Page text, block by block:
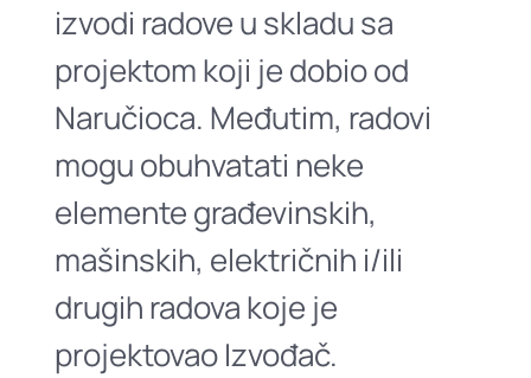
izvodi radove u skladu sa
projektom koji je dobio od
Naručioca. Međutim, radovi
mogu obuhvatati neke
elemente građevinskih,
mašinskih, električnih i/ili
drugih radova koje je
projektovao Izvođač.